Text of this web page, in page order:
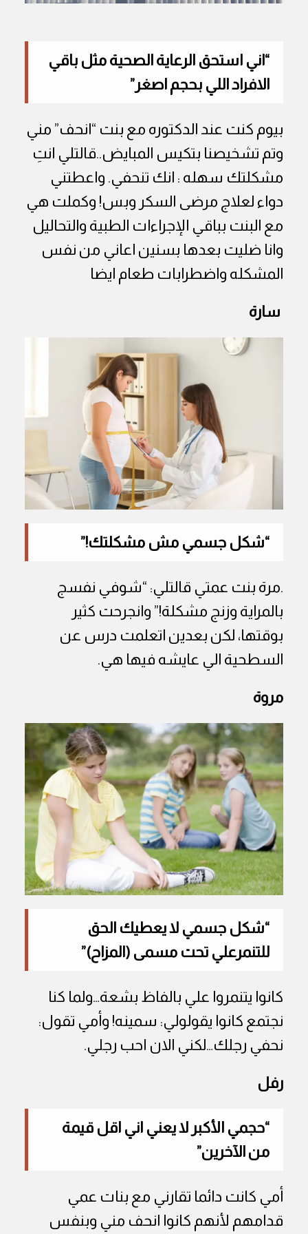
“اني استحق الرعاية الصحية مثل باقي
الافراد اللي بحجم اصغر”
بيوم كنت عند الدكتوره مع بنت “انحف” مني
وتم تشخيصنا بتكيس المبايض..قالتلي انتِ
مشكلتك سهله : انك تنحفي. واعطتني
دواء لعلاج مرضى السكر وبس! وكملت هي
مع البنت بباقي الإجراءات الطبية والتحاليل
وانا ضليت بعدها بسنين اعاني من نفس
المشكله واضطرابات طعام ايضا
سارة
“شكل جسمي مش مشكلتك!”
.مرة بنت عمتي قالتلي: “شوفي نفسج
بالمراية وزنج مشكلة!” وانجرحت كثير
بوقتها، لكن بعدين اتعلمت درس عن
السطحية الي عايشه فيها هي.
مروة
“شكل جسمي لا يعطيك الحق
للتنمرعلي تحت مسمى (المزاح)”
كانوا يتنمروا علي بالفاظ بشعة…ولما كنا
نجتمع كانوا يقولولي: سمينه! وأمي تقول:
نحفي رجلك…لكني الان احب رجلي.
رفل
“حجمي الأكبر لا يعني اني اقل قيمة
من الآخرين”
أمي كانت دائما تقارني مع بنات عمي
قدامهم لأنهم كانوا انحف مني وبنفس